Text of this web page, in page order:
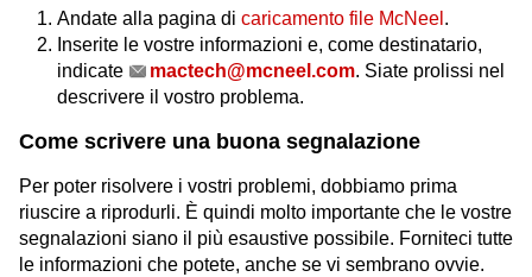
Andate alla pagina di caricamento file McNeel .
Inserite le vostre informazioni e, come destinatario,
indicate
mactech@mcneel.com. Siate prolissi nel
descrivere il vostro problema.
Come scrivere una buona segnalazione
Per poter risolvere i vostri problemi, dobbiamo prima
riuscire a riprodurli. È quindi molto importante che le vostre
segnalazioni siano il più esaustive possibile. Forniteci tutte
le informazioni che potete, anche se vi sembrano ovvie.